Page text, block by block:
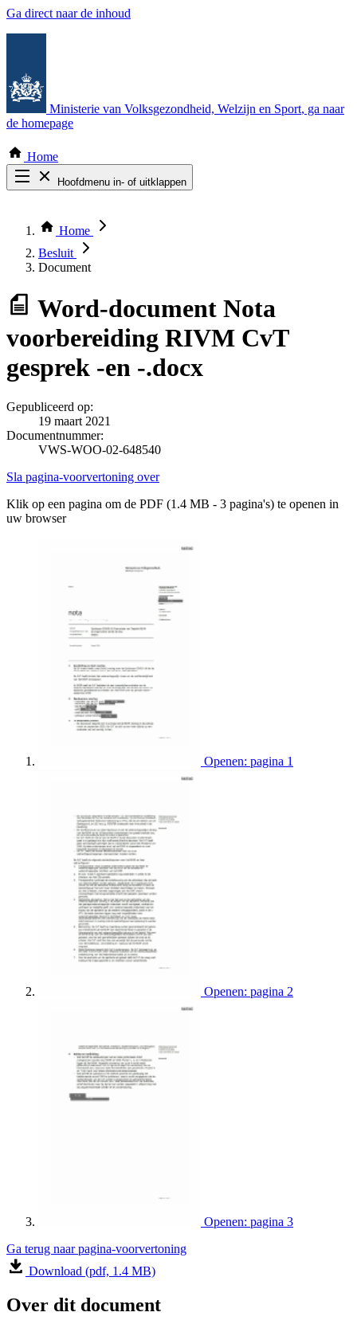
Ga direct naar de inhoud
Ministerie van Volksgezondheid, Welzijn en Sport, ga naar
de homepage
Home
Hoofdmenu in- of uitklappen
Thema COVID-19
Bekijk per bestuursorgaan
Home
Besluit
Document
Word-document Nota
voorbereiding RIVM CvT
gesprek -en -.docx
Gepubliceerd op:
19 maart 2021
Documentnummer:
VWS-WOO-02-648540
Sla pagina-voorvertoning over
Klik op een pagina om de PDF (1.4 MB - 3 pagina's) te openen in
uw browser
Openen: pagina 1
Openen: pagina 2
Openen: pagina 3
Ga terug naar pagina-voorvertoning
Download (pdf, 1.4 MB)
Over dit document